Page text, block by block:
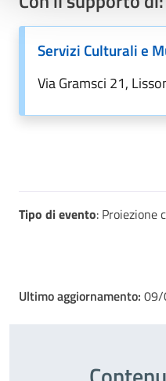
Servizi Culturali e
Via Gramsci 21,
Tipo di evento: Proiezione
Ultimo aggiornamento: 09/